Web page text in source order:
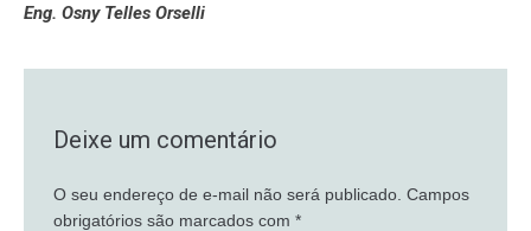
Eng. Osny Telles Orselli
Deixe um comentário
O seu endereço de e-mail não será publicado. Campos
obrigatórios são marcados com *